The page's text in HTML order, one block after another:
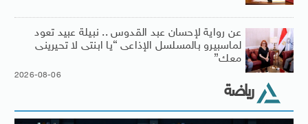
عن رواية لإحسان عبد القدوس .. نبيلة عبيد تعود
لماسبيرو بالمسلسل الإذاعى “يا ابنتى لا تحيرينى
معك”
2026-08-06
رياضة